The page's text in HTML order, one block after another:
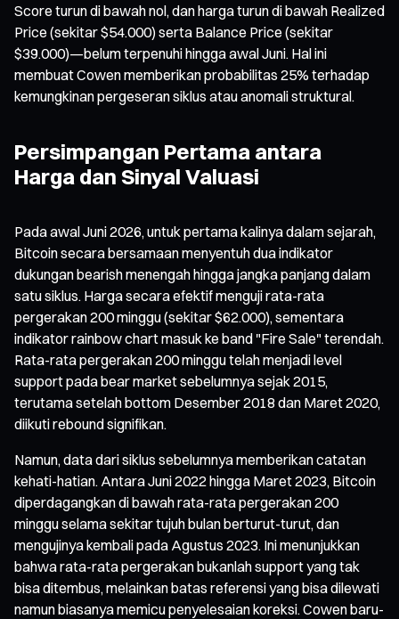
Score turun di bawah nol, dan harga turun di bawah Realized
Price (sekitar $54.000) serta Balance Price (sekitar
$39.000)—belum terpenuhi hingga awal Juni. Hal ini
membuat Cowen memberikan probabilitas 25% terhadap
kemungkinan pergeseran siklus atau anomali struktural.
Persimpangan Pertama antara
Harga dan Sinyal Valuasi
Pada awal Juni 2026, untuk pertama kalinya dalam sejarah,
Bitcoin secara bersamaan menyentuh dua indikator
dukungan bearish menengah hingga jangka panjang dalam
satu siklus. Harga secara efektif menguji rata-rata
pergerakan 200 minggu (sekitar $62.000), sementara
indikator rainbow chart masuk ke band "Fire Sale" terendah.
Rata-rata pergerakan 200 minggu telah menjadi level
support pada bear market sebelumnya sejak 2015,
terutama setelah bottom Desember 2018 dan Maret 2020,
diikuti rebound signifikan.
Namun, data dari siklus sebelumnya memberikan catatan
kehati-hatian. Antara Juni 2022 hingga Maret 2023, Bitcoin
diperdagangkan di bawah rata-rata pergerakan 200
minggu selama sekitar tujuh bulan berturut-turut, dan
mengujinya kembali pada Agustus 2023. Ini menunjukkan
bahwa rata-rata pergerakan bukanlah support yang tak
bisa ditembus, melainkan batas referensi yang bisa dilewati
namun biasanya memicu penyelesaian koreksi. Cowen baru-